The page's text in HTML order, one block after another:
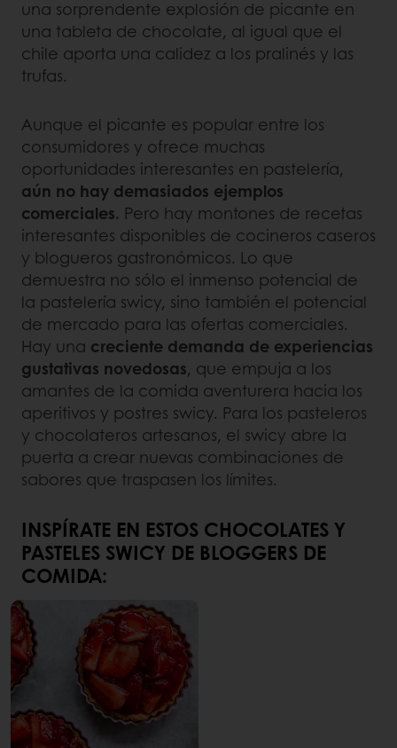
una sorprendente explosión de picante en
una tableta de chocolate, al igual que el
chile aporta una calidez a los pralinés y las
trufas.
Aunque el picante es popular entre los
consumidores y ofrece muchas
oportunidades interesantes en pastelería,
aún no hay demasiados ejemplos
comerciales. Pero hay montones de recetas
interesantes disponibles de cocineros caseros
y blogueros gastronómicos. Lo que
demuestra no sólo el inmenso potencial de
la pastelería swicy, sino también el potencial
de mercado para las ofertas comerciales.
Hay una creciente demanda de experiencias
gustativas novedosas, que empuja a los
amantes de la comida aventurera hacia los
aperitivos y postres swicy. Para los pasteleros
y chocolateros artesanos, el swicy abre la
puerta a crear nuevas combinaciones de
sabores que traspasen los límites.
INSPÍRATE EN ESTOS CHOCOLATES Y
PASTELES SWICY DE BLOGGERS DE
COMIDA: